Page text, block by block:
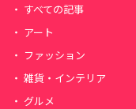
すべての記事
アート
ファッション
雑貨・インテリア
グルメ